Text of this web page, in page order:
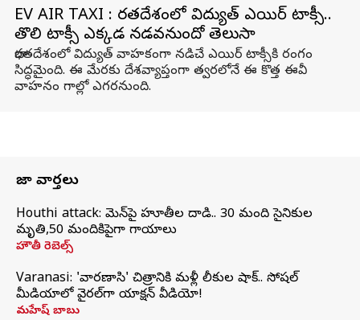
EV AIR TAXI : భారతదేశంలో విద్యుత్‌ ఎయిర్‌ టాక్సీ..
తొలి టాక్సీ ఎక్కడ నడవనుందో తెలుసా
భారతదేశంలో విద్యుత్ వాహకంగా నడిచే ఎయిర్ టాక్సీకి రంగం
సిద్ధమైంది. ఈ మేరకు దేశవ్యాప్తంగా త్వరలోనే ఈ కొత్త ఈవీ
వాహనం గాల్లో ఎగరనుంది.
తాజా వార్తలు
Houthi attack: యెమెన్‌పై హూతీల దాడి.. 30 మంది సైనికుల
మృతి,50 మందికిపైగా గాయాలు
హౌతీ రెబెల్స్
Varanasi: 'వారణాసి' చిత్రానికి మళ్లీ లీకుల షాక్.. సోషల్
మీడియాలో వైరల్‌గా యాక్షన్ వీడియో!
మహేష్ బాబు